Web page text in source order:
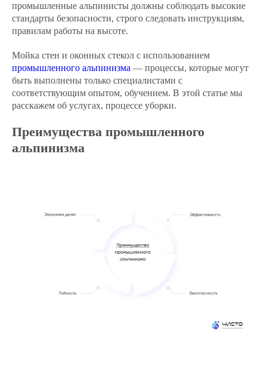
промышленные альпинисты должны соблюдать высокие
стандарты безопасности, строго следовать инструкциям,
правилам работы на высоте.
Мойка стен и оконных стекол с использованием
промышленного альпинизма — процессы, которые могут
быть выполнены только специалистами с
соответствующим опытом, обучением. В этой статье мы
расскажем об услугах, процессе уборки.
Преимущества промышленного
альпинизма